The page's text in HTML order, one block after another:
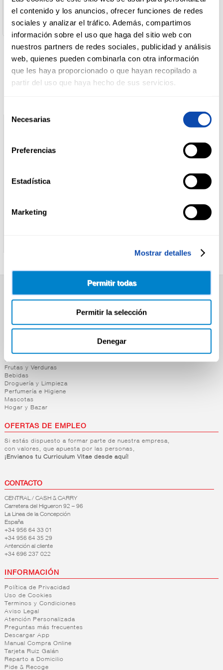
el contenido y los anuncios, ofrecer funciones de redes
sociales y analizar el tráfico. Además, compartimos
información sobre el uso que haga del sitio web con
nuestros partners de redes sociales, publicidad y análisis
web, quienes pueden combinarla con otra información
que les haya proporcionado o que hayan recopilado a
partir del uso que haya hecho de sus servicios.
Necesarias
Preferencias
Estadística
Marketing
Mostrar detalles
Permitir todas
Permitir la selección
Denegar
DROGUERÍA
Y LIMPIEZA
PERFUMERÍA
E HIGIENE
MASCOTAS
C/ISAAC PERAL, 46 03660 NOVELDA (ALICANTE)
Cantidad neta :
47 g
Productos relacionados
SUPERMERCADO
Lácteos
Charcutería
Quesos al Corte
Frutas y Verduras
Bebidas
Droguería y Limpieza
Perfumería e Higiene
Mascotas
Hogar y Bazar
OFERTAS DE EMPLEO
Si estás dispuesto a formar parte de nuestra empresa,
con valores, que apuesta por las personas,
¡Envianos tu Curriculum Vitae desde aquí!
CONTACTO
CENTRAL / CASH & CARRY
Carretera del Higueron 92 – 96
La Linea de la Concepción
España
+34 956 64 33 01
+34 956 64 35 29
Antención al cliente
+34 696 237 022
INFORMACIÓN
Política de Privacidad
Uso de Cookies
Terminos y Condiciones
Aviso Legal
Atención Personalizada
Preguntas más frecuentes
Descargar App
Manual Compra Online
Tarjeta Ruiz Galán
Reparto a Domicilio
Pide & Recoge